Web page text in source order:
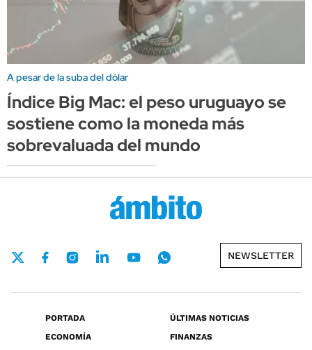
A pesar de la suba del dólar
Índice Big Mac: el peso uruguayo se
sostiene como la moneda más
sobrevaluada del mundo
NEWSLETTER
PORTADA
ÚLTIMAS NOTICIAS
ECONOMÍA
FINANZAS